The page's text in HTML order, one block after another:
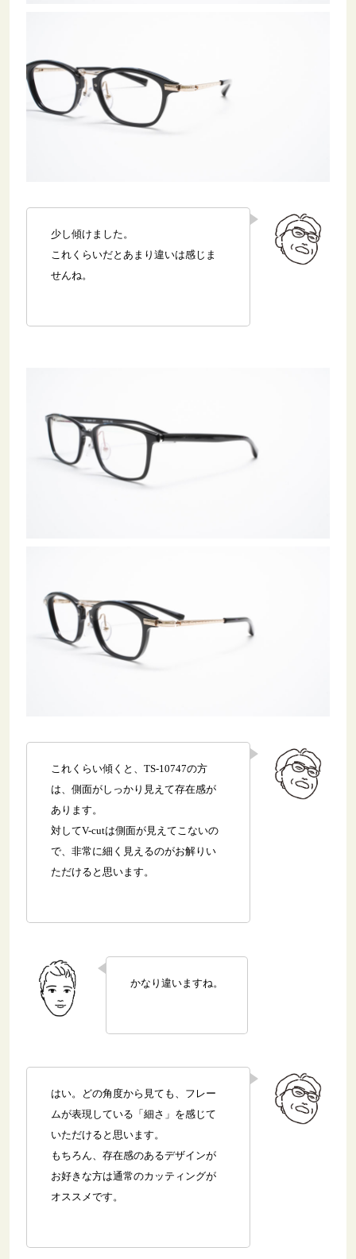
少し傾けました。
これくらいだとあまり違いは感じま
せんね。
これくらい傾くと、TS-10747の方
は、側面がしっかり見えて存在感が
あります。
対してV-cutは側面が見えてこないの
で、非常に細く見えるのがお解りい
ただけると思います。
かなり違いますね。
はい。どの角度から見ても、フレー
ムが表現している「細さ」を感じて
いただけると思います。
もちろん、存在感のあるデザインが
お好きな方は通常のカッティングが
オススメです。